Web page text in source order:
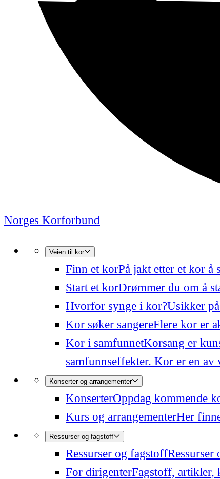
Norges Korforbund
Veien til kor
Finn et korPå jakt etter et kor å
Start et korDrømmer du om å
Hvorfor synge i kor?Usikker
Kor søker sangereFlere kor er
Kor i samfunnetKorsang er
samfunnseffekter. Kor er en
Konserter og arrangementer
KonserterOppdag kommende
Kurs og arrangementerHer
Ressurser og fagstoff
Ressurser og fagstoff
For dirigenterFagstoff, artikler,